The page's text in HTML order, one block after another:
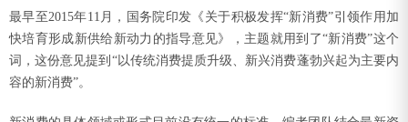
最早至2015年11月，国务院印发《关于积极发挥“新消费”引领作用加
快培育形成新供给新动力的指导意见》，主题就用到了“新消费”这个
词，这份意见提到“以传统消费提质升级、新兴消费蓬勃兴起为主要内
容的新消费”。